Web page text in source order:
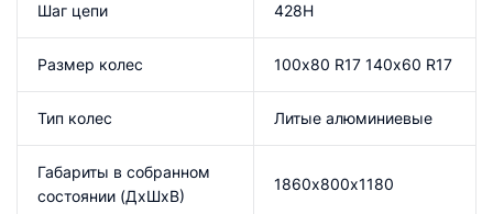
Шаг цепи 428H
Размер колес 100х80 R17 140х60 R17
Тип колес Литые алюминиевые
Габариты в собранном
состоянии (ДхШхВ)
1860х800х1180